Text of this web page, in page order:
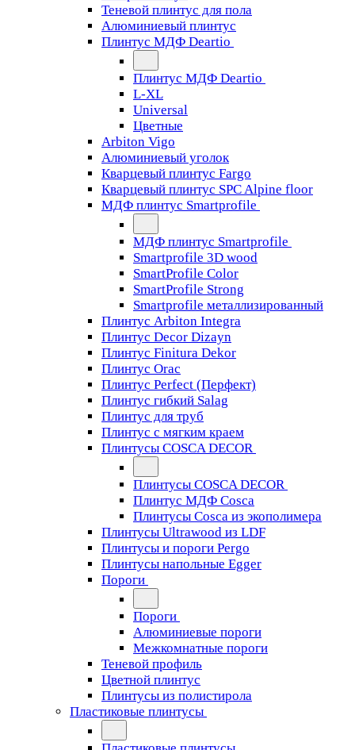
Теневой плинтус для пола
Алюминиевый плинтус
Плинтус МДФ Deartio
Плинтус МДФ Deartio
L-XL
Universal
Цветные
Arbiton Vigo
Алюминиевый уголок
Кварцевый плинтус Fargo
Кварцевый плинтус SPC Alpine floor
МДФ плинтус Smartprofile
МДФ плинтус Smartprofile
Smartprofile 3D wood
SmartProfile Color
SmartProfile Strong
Smartprofile металлизированный
Плинтус Arbiton Integra
Плинтус Decor Dizayn
Плинтус Finitura Dekor
Плинтус Orac
Плинтус Perfect (Перфект)
Плинтус гибкий Salag
Плинтус для труб
Плинтус с мягким краем
Плинтусы COSCA DECOR
Плинтусы COSCA DECOR
Плинтус МДФ Cosca
Плинтусы Cosca из экополимера
Плинтусы Ultrawood из LDF
Плинтусы и пороги Pergo
Плинтусы напольные Egger
Пороги
Пороги
Алюминиевые пороги
Межкомнатные пороги
Теневой профиль
Цветной плинтус
Плинтусы из полистирола
Пластиковые плинтусы